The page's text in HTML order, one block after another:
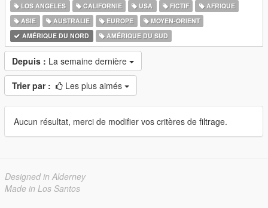
LOS ANGELES
CALIFORNIE USA FICTIF
AFRIQUE
ASIE
AUSTRALIE EUROPE
MOYEN-ORIENT
AMÉRIQUE DU NORD
AMÉRIQUE DU SUD
Depuis : La semaine dernière
Trier par : Les plus aimés
Aucun résultat, merci de modifier vos critères de filtrage.
Designed in Alderney
Made in Los Santos